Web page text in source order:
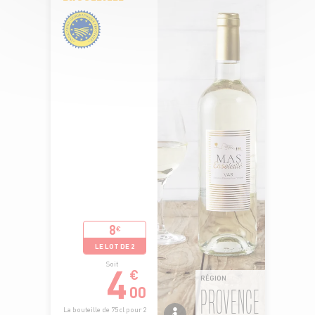
8€
LE LOT DE 2
Soit
4 €
00
La bouteille de 75 cl pour 2
RÉGION
PROVENCE